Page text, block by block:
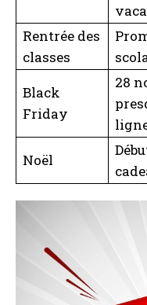
I
I've read and accept
en profiter !
Rentrée des
classes
Black
Friday
28
Noël